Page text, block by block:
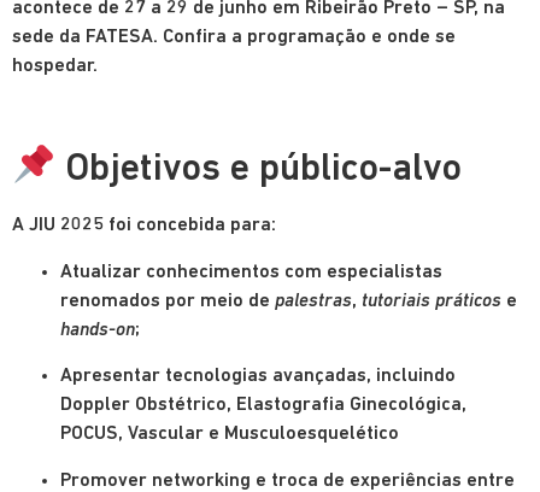
acontece de 27 a 29 de junho em Ribeirão Preto – SP, na
sede da FATESA. Confira a programação e onde se
hospedar.
Objetivos e público-alvo
A JIU 2025 foi concebida para:
Atualizar conhecimentos com especialistas
renomados por meio de palestras, tutoriais práticos e
hands-on;
Apresentar tecnologias avançadas, incluindo
Doppler Obstétrico, Elastografia Ginecológica,
POCUS, Vascular e Musculoesquelético
Promover networking e troca de experiências entre